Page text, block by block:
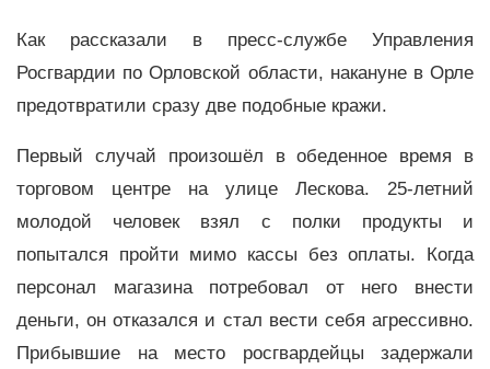
Как рассказали в пресс-службе Управления
Росгвардии по Орловской области, накануне в Орле
предотвратили сразу две подобные кражи.
Первый случай произошёл в обеденное время в
торговом центре на улице Лескова. 25-летний
молодой человек взял с полки продукты и
попытался пройти мимо кассы без оплаты. Когда
персонал магазина потребовал от него внести
деньги, он отказался и стал вести себя агрессивно.
Прибывшие на место росгвардейцы задержали